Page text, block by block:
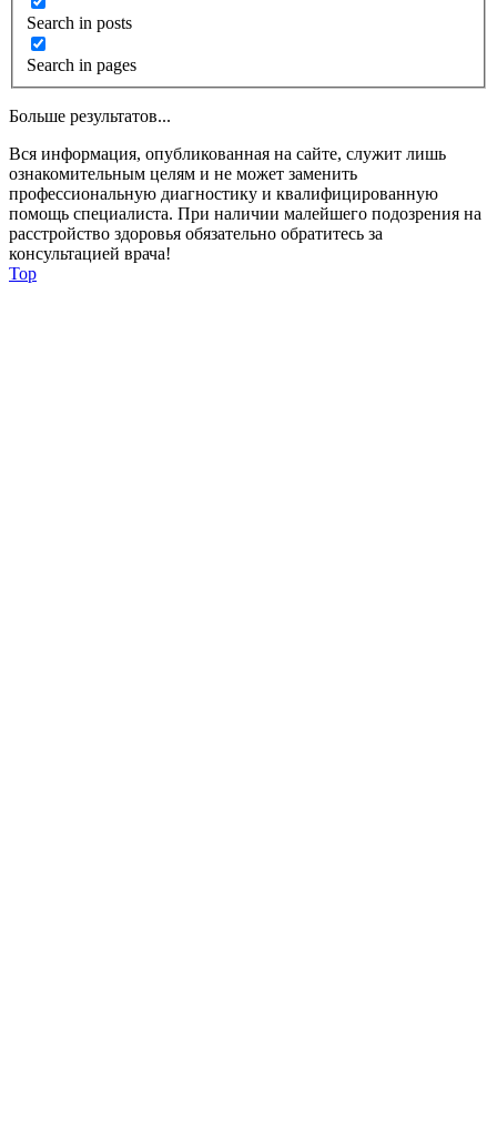
Search in posts
Search in pages
Больше результатов...
Вся информация, опубликованная на сайте, служит лишь
ознакомительным целям и не может заменить
профессиональную диагностику и квалифицированную
помощь специалиста. При наличии малейшего подозрения на
расстройство здоровья обязательно обратитесь за
консультацией врача!
Top